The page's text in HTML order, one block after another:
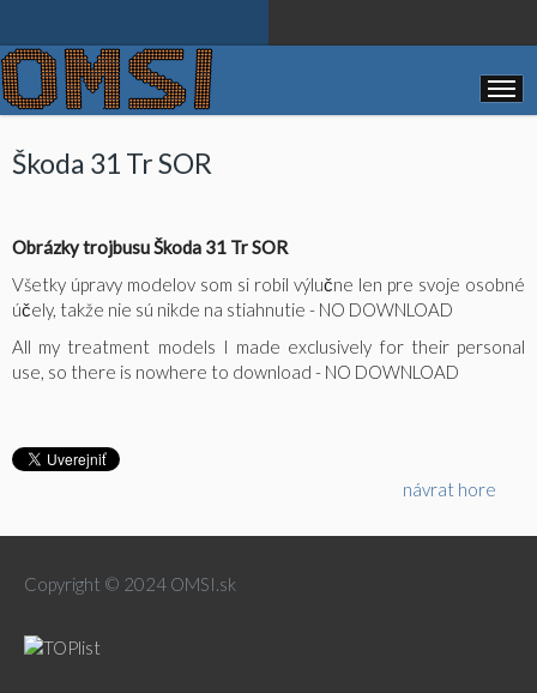
Škoda 31 Tr SOR
Obrázky trojbusu Škoda 31 Tr SOR
Všetky úpravy modelov som si robil výlučne len pre svoje osobné
účely, takže nie sú nikde na stiahnutie - NO DOWNLOAD
All my treatment models I made ​​exclusively for their personal
use, so there is nowhere to download - NO DOWNLOAD
návrat hore
Copyright © 2024 OMSI.sk